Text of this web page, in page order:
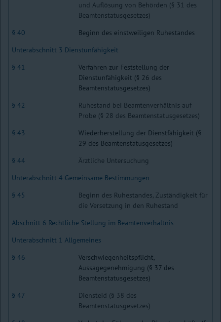
und Auflösung von Behörden (§ 31 des
Beamtenstatusgesetzes)
§ 40
Beginn des einstweiligen Ruhestandes
Unterabschnitt 3 Dienstunfähigkeit
§ 41
Verfahren zur Feststellung der
Dienstunfähigkeit (§ 26 des
Beamtenstatusgesetzes)
§ 42
Ruhestand bei Beamtenverhältnis auf
Probe (§ 28 des Beamtenstatusgesetzes)
§ 43
Wiederherstellung der Dienstfähigkeit (§
29 des Beamtenstatusgesetzes)
§ 44
Ärztliche Untersuchung
Unterabschnitt 4 Gemeinsame Bestimmungen
§ 45
Beginn des Ruhestandes, Zuständigkeit für
die Versetzung in den Ruhestand
Abschnitt 6 Rechtliche Stellung im Beamtenverhältnis
Unterabschnitt 1 Allgemeines
§ 46
Verschwiegenheitspflicht,
Aussagegenehmigung (§ 37 des
Beamtenstatusgesetzes)
§ 47
Diensteid (§ 38 des
Beamtenstatusgesetzes)